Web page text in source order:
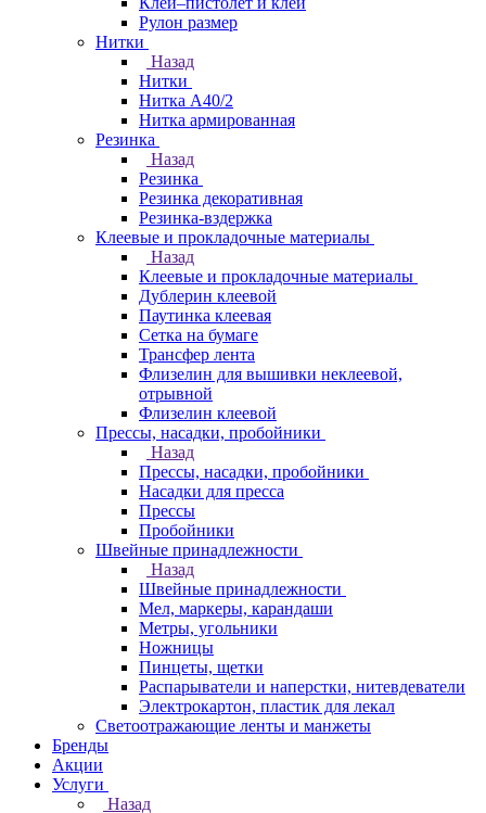
Рулон размер
Нитки
Назад
Нитки
Нитка А40/2
Нитка армированная
Резинка
Назад
Резинка
Резинка декоративная
Резинка-вздержка
Клеевые и прокладочные материалы
Назад
Клеевые и прокладочные материалы
Дублерин клеевой
Паутинка клеевая
Сетка на бумаге
Трансфер лента
Флизелин для вышивки неклеевой,
отрывной
Флизелин клеевой
Прессы, насадки, пробойники
Назад
Прессы, насадки, пробойники
Насадки для пресса
Прессы
Пробойники
Швейные принадлежности
Назад
Швейные принадлежности
Мел, маркеры, карандаши
Метры, угольники
Ножницы
Пинцеты, щетки
Распарыватели и наперстки, нитевдеватели
Электрокартон, пластик для лекал
Светоотражающие ленты и манжеты
Бренды
Акции
Услуги
Назад